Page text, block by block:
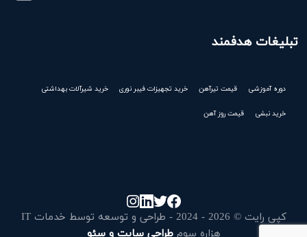
تبلیغات هدفمند
دوره آموزشی قیمت تیرآهن خرید تجهیزات فیبر نوری خرید شیرآلات بهداشتی
خرید نبشی قیمت روز آهن
کپی رایت © 2026 - 2024 - طراحی و توسعه توسط خدمات IT
هزاره سومطراحی سایت و سئو